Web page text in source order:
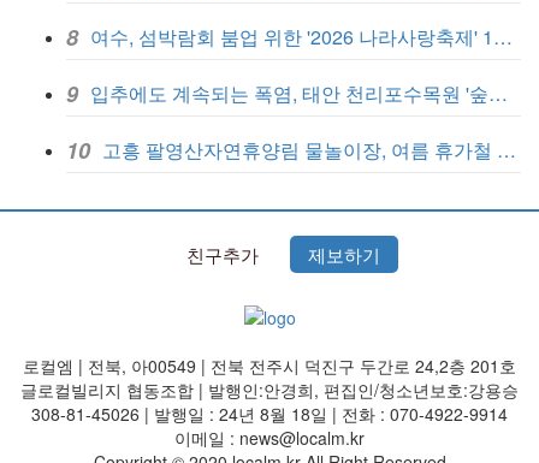
8 여수, 섬박람회 붐업 위한 '2026 나라사랑축제' 13일 개최
9 입추에도 계속되는 폭염, 태안 천리포수목원 '숲캉스' 인기
10 고흥 팔영산자연휴양림 물놀이장, 여름 휴가철 무료 개방
친구추가 제보하기
로컬엠 | 전북, 아00549 | 전북 전주시 덕진구 두간로 24,2층 201호
글로컬빌리지 협동조합 | 발행인:안경희, 편집인/청소년보호:강용승
308-81-45026 | 발행일 : 24년 8월 18일 | 전화 : 070-4922-9914
이메일 : news@localm.kr